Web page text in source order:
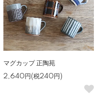
マグカップ 正陶苑
2,640円(税240円)